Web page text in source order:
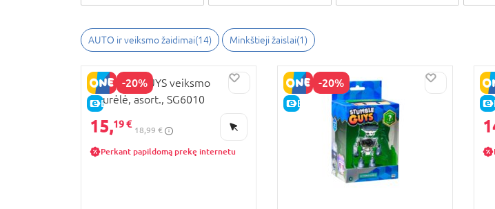
AUTO ir veiksmo žaidimai(14) Minkštieji žaislai(1)
-20%
E-KAINA
STUMBLE GUYS veiksmo
figurėlė, asort., SG6010
15,19 €
18,99 €
Perkant papildomą prekę internetu
-20%
E-KAINA